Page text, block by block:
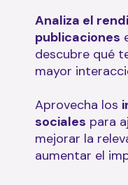
Analiza el
publicaciones
descubre qué
mayor
Aprovecha los
sociales para
mejorar la
aumentar el